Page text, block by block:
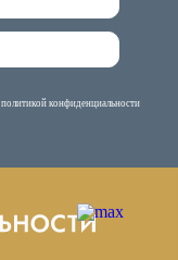
политикой конфиденциальности